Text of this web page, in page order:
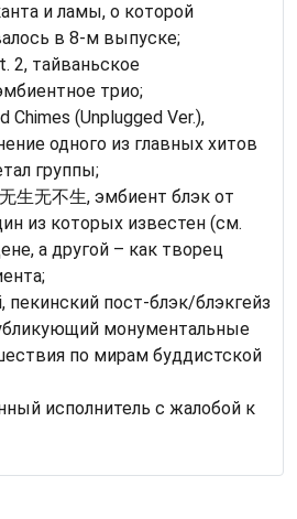
и ламы, о которой
в 8-м выпуске;
2, тайваньское
трио;
Chimes (Unplugged Ver.),
одного из главных хитов
группы;
生无不生, эмбиент блэк от
из которых известен (см.
а другой – как творец
пекинский пост-блэк/блэкгейз
монументальные
по мирам буддистской
исполнитель с жалобой к